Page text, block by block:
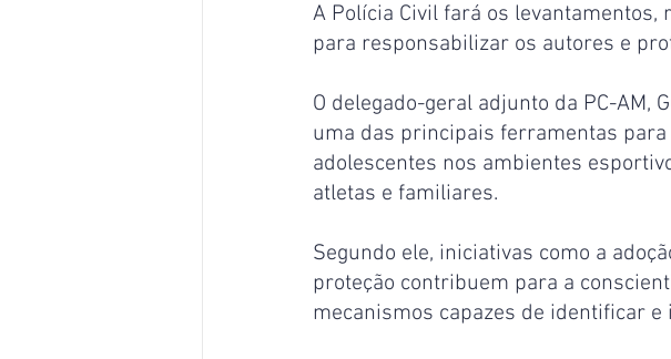
A Polícia Civil fará os
para responsabilizar os autores e
O delegado-geral adjunto da PC-AM,
uma das principais ferramentas
adolescentes nos ambientes
atletas e familiares.
Segundo ele, iniciativas como a
proteção contribuem para a
mecanismos capazes de identificar